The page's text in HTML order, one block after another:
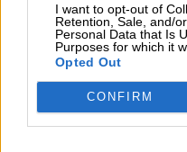
I want to opt-out of
Retention, Sale, and/
Personal Data that Is
Purposes for which it
Opted Out
CONFIRM